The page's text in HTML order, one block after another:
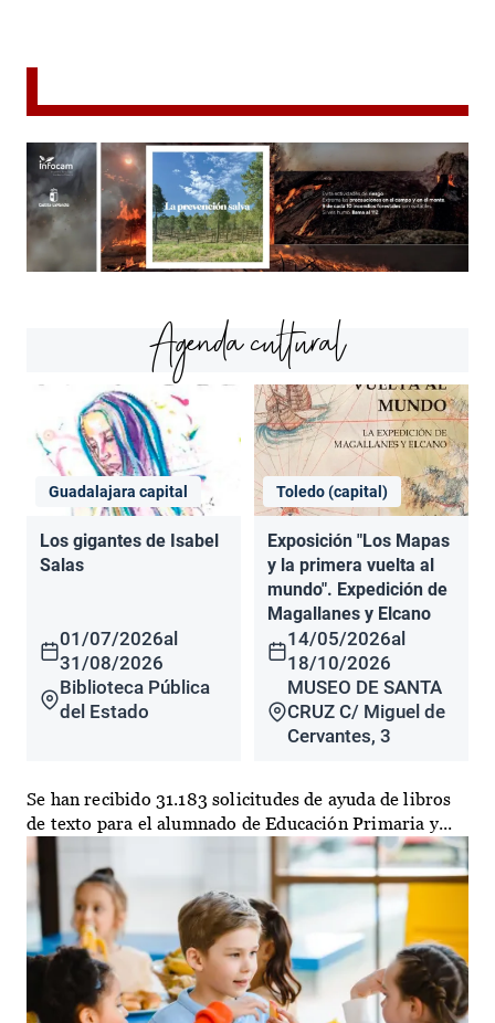
Agenda cultural
Guadalajara capital
Los gigantes de Isabel
Salas
01/07/2026al
31/08/2026
Biblioteca Pública
del Estado
Toledo (capital)
Exposición "Los Mapas
y la primera vuelta al
mundo". Expedición de
Magallanes y Elcano
14/05/2026al
18/10/2026
MUSEO DE SANTA
CRUZ C/ Miguel de
Cervantes, 3
Se han recibido 31.183 solicitudes de ayuda de libros
de texto para el alumnado de Educación Primaria y...